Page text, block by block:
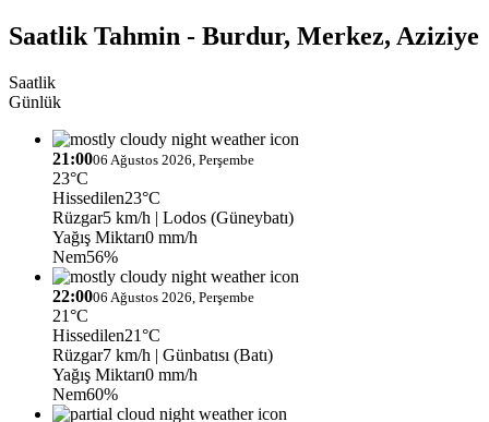
Saatlik Tahmin - Burdur, Merkez, Aziziye
Saatlik
Günlük
21:0006 Ağustos 2026, Perşembe
23°C
Hissedilen23°C
Rüzgar5 km/h | Lodos (Güneybatı)
Yağış Miktarı0 mm/h
Nem56%
22:0006 Ağustos 2026, Perşembe
21°C
Hissedilen21°C
Rüzgar7 km/h | Günbatısı (Batı)
Yağış Miktarı0 mm/h
Nem60%